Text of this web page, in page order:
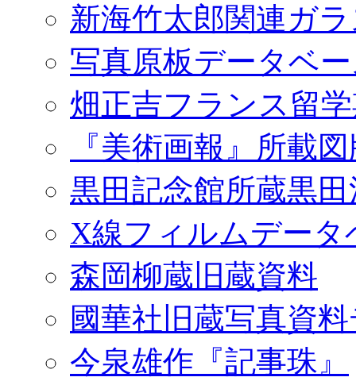
新海竹太郎関連ガ
写真原板データベ
畑正吉フランス留
『美術画報』所載
黒田記念館所蔵黒
X線フィルムデータ
森岡柳蔵旧蔵資料
國華社旧蔵写真資
今泉雄作『記事珠』